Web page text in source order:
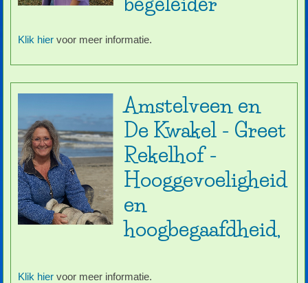
Klik hier voor meer informatie.
Amstelveen en
De Kwakel - Greet
Rekelhof -
Hooggevoeligheid
en
hoogbegaafdheid,
Klik hier voor meer informatie.